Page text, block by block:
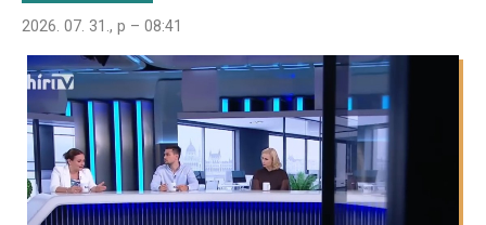
2026. 07. 31., p – 08:41